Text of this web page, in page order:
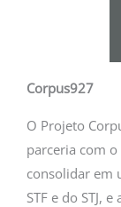
Corpus927
O Projeto
parceria com
consolidar em
STF e do STJ,